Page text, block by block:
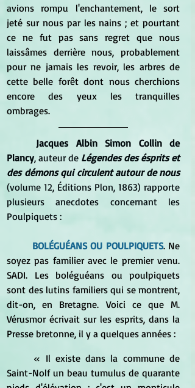
avions rompu l'enchantement, le sort
jeté sur nous par les nains ; et pourtant
ce ne fut pas sans regret que nous
laissâmes derrière nous, probablement
pour ne jamais les revoir, les arbres de
cette belle forêt dont nous cherchions
encore des yeux les tranquilles
ombrages.
Jacques Albin Simon Collin de
Plancy, auteur de Légendes des ésprits et
des démons qui circulent autour de nous
(volume 12, Éditions Plon, 1863) rapporte
plusieurs anecdotes concernant les
Poulpiquets :
BOLÉGUÉANS OU POULPIQUETS. Ne
soyez pas familier avec le premier venu.
SADI. Les boléguéans ou poulpiquets
sont des lutins familiers qui se montrent,
dit-on, en Bretagne. Voici ce que M.
Vérusmor écrivait sur les esprits, dans la
Presse bretonne, il y a quelques années :
Saint-Nolf un beau tumulus de quarante